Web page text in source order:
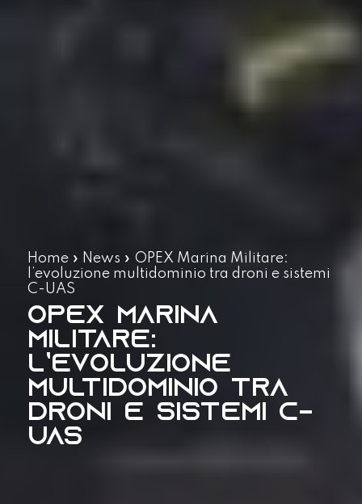
Home» News » OPEX Marina Militare:
l’evoluzione multidominio tra droni e sistemi
C-UAS
OPEX Marina
Militare:
l’evoluzione
multidominio tra
droni e sistemi C-
UAS